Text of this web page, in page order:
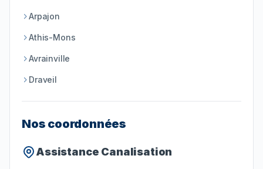
Arpajon
Athis-Mons
Avrainville
Draveil
Nos coordonnées
Assistance Canalisation